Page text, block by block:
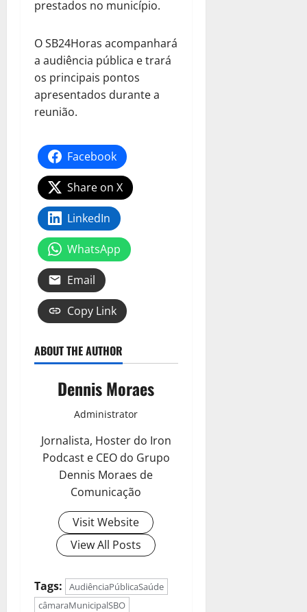
prestados no município.
O SB24Horas acompanhará
a audiência pública e trará
os principais pontos
apresentados durante a
reunião.
Facebook
Share on X
LinkedIn
WhatsApp
Email
Copy Link
ABOUT THE AUTHOR
Dennis Moraes
Administrator
Jornalista, Hoster do Iron
Podcast e CEO do Grupo
Dennis Moraes de
Comunicação
Visit Website
View All Posts
Tags:
AudiênciaPúblicaSaúde
câmaraMunicipalSBO